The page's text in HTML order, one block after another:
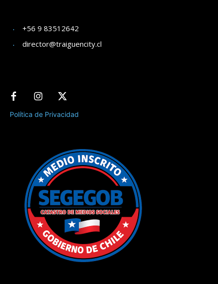
+56 9 83512642
director@traiguencity.cl
Política de Privacidad